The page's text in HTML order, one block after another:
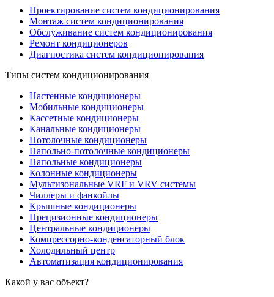
Проектирование систем кондиционирования
Монтаж систем кондиционирования
Обслуживание систем кондиционирования
Ремонт кондиционеров
Диагностика систем кондиционирования
Типы систем кондиционирования
Настенные кондиционеры
Мобильные кондиционеры
Кассетные кондиционеры
Канальные кондиционеры
Потолочные кондиционеры
Напольно-потолочные кондиционеры
Напольные кондиционеры
Колонные кондиционеры
Мультизональные VRF и VRV системы
Чиллеры и фанкойлы
Крышные кондиционеры
Прецизионные кондиционеры
Центральные кондиционеры
Компрессорно-конденсаторный блок
Холодильный центр
Автоматизация кондиционирования
Какой у вас объект?